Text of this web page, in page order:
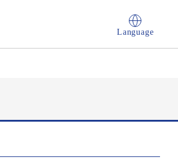
Language